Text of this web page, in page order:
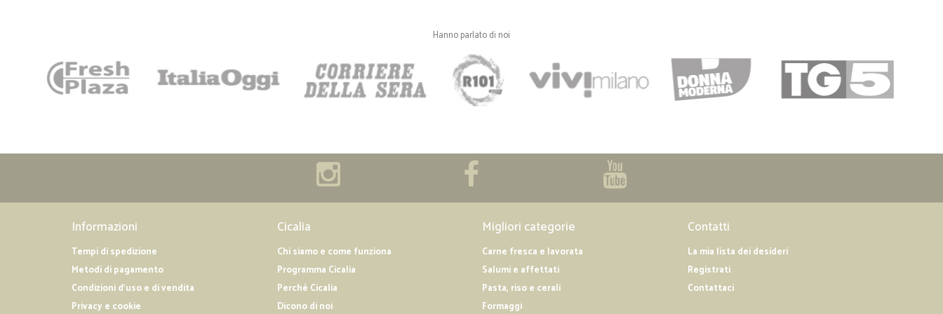
Corriere Stef che già conoscevo e sono rimasta molto soddisfatta! C'erano tutti i prodotti
integre. Si è proprio vista la cura nel confezionamento di tutto, le verdure, le pere, molto
attenti. Complimenti!!! consigliatissimo!
Sito completo nelle descrizioni, facile da usare e sopratutto spedizioni veloci meritano 5
Hanno parlato di noi
Informazioni
Tempi di spedizione
Metodi di pagamento
Condizioni d'uso e di vendita
Privacy e cookie
Cicalia
Chi siamo e come funziona
Programma Cicalia
Perché Cicalia
Dicono di noi
Migliori categorie
Carne fresca e lavorata
Salumi e affettati
Pasta, riso e cerali
Formaggi
Contatti
La mia lista dei desideri
Registrati
Contattaci